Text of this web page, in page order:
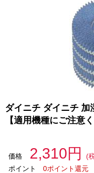
ダイニチ ダイニチ
【適用機種にご注意
価格 2,310円
(
ポイント
0ポイント還元